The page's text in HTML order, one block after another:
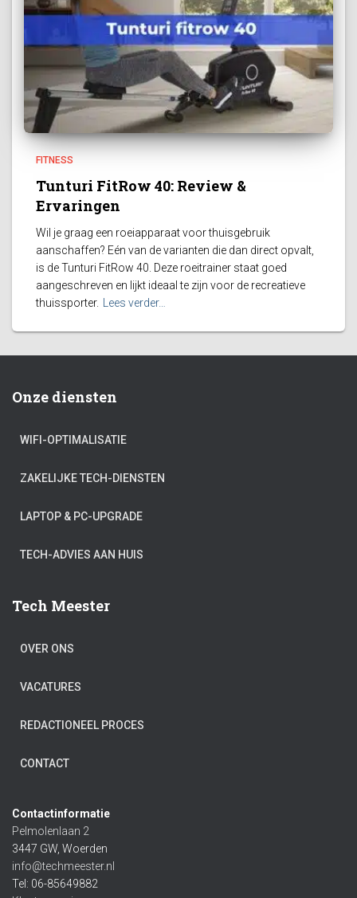
FITNESS
Tunturi FitRow 40: Review &
Ervaringen
Wil je graag een roeiapparaat voor thuisgebruik
aanschaffen? Eén van de varianten die dan direct opvalt,
is de Tunturi FitRow 40. Deze roeitrainer staat goed
aangeschreven en lijkt ideaal te zijn voor de recreatieve
thuissporter.
Lees verder…
Onze diensten
WIFI-OPTIMALISATIE
ZAKELIJKE TECH-DIENSTEN
LAPTOP & PC-UPGRADE
TECH-ADVIES AAN HUIS
Tech Meester
OVER ONS
VACATURES
REDACTIONEEL PROCES
CONTACT
Contactinformatie
Pelmolenlaan 2
3447 GW, Woerden
info@techmeester.nl
Tel: 06-85649882